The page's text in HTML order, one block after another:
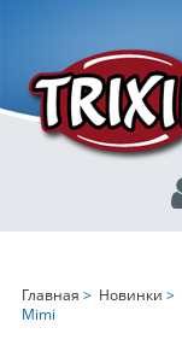
Главная > Новинки >
Mimi